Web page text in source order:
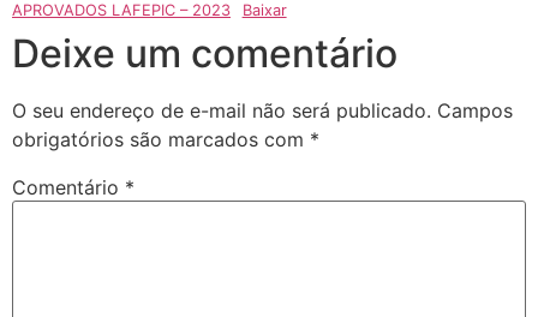
APROVADOS LAFEPIC – 2023 Baixar
Deixe um comentário
O seu endereço de e-mail não será publicado. Campos
obrigatórios são marcados com *
Comentário *